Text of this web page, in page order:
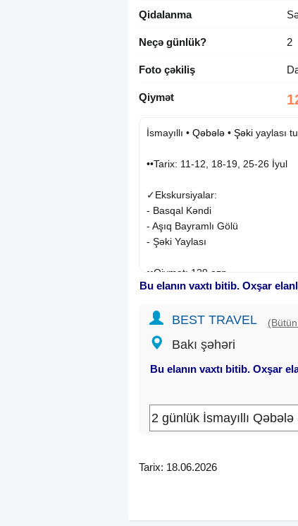
Qidalanma
Neçə günlük? 2
Foto çəkiliş
Qiymət
İsmayıllı • Qəbələ • Şəki yaylası
••Tarix: 11-12, 18-19, 25-26 İyul
✓Ekskursiyalar:
- Basqal Kəndi
- Aşıq Bayramlı Gölü
- Şəki Yaylası
••Qiymət: 129 azn
• Komfortlu nəqliyyat
• Peşəkar bələdçi xidməti
• İsmayıllı Resort 4★
• 2 dəfə səhər yeməyi
• Proqram üzrə bütün gəzintilər
ödəniş edib istifadə edə bilərlər.
• Double Room – 2 nəfərlik
Bu elanın vaxtı bitib. Oxşar
BEST TRAVEL
Bakı şəhəri
Bu elanın vaxtı bitib. Oxşar
Tarix: 18.06.2026